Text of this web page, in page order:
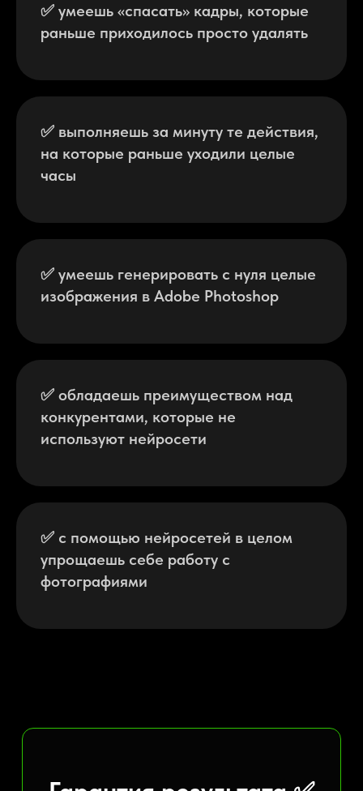
✅ умеешь «спасать» кадры, которые
раньше приходилось просто удалять
✅ выполняешь за минуту те действия,
на которые раньше уходили целые
часы
✅ умеешь генерировать с нуля целые
изображения в Adobe Photoshop
✅ обладаешь преимуществом над
конкурентами, которые не
используют нейросети
✅ с помощью нейросетей в целом
упрощаешь себе работу с
фотографиями